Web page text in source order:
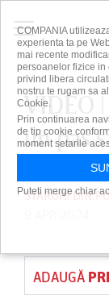
VIDEO
un pas
STARURI DIN
ADAUGĂ
COMPANIA
experienta ta pe
mai recente
persoanelor fizice in
privind libera
nostru te rugam sa
Cookie.
Prin continuarea
de tip cookie
moment setarile
Puteti merge chiar